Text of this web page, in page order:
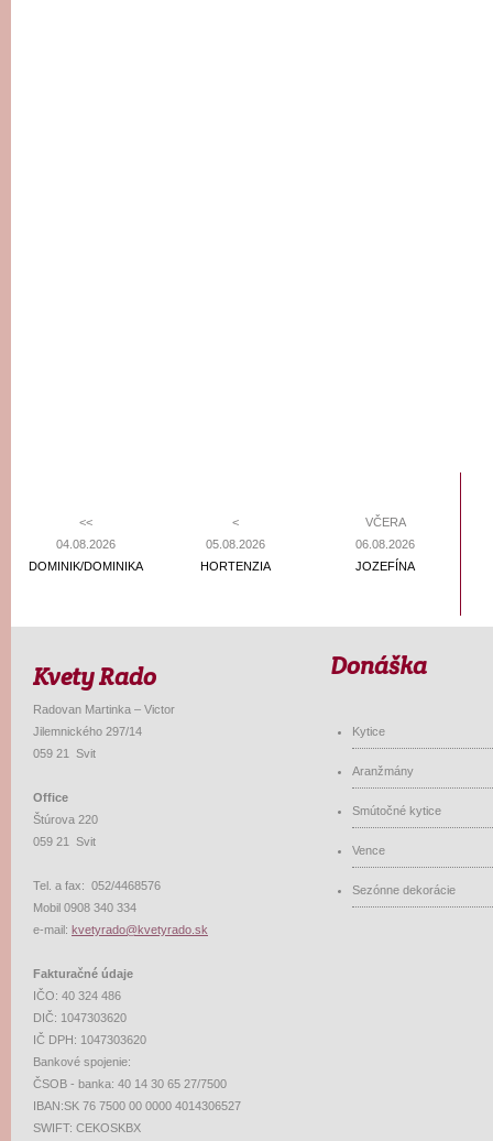
<<
04.08.2026
DOMINIK/DOMINIKA
<
05.08.2026
HORTENZIA
VČERA
06.08.2026
JOZEFÍNA
Kvety Rado
Radovan Martinka – Victor
Jilemnického 297/14
059 21 Svit
Office
Štúrova 220
059 21 Svit
Tel. a fax: 052/4468576
Mobil 0908 340 334
e-mail: kvetyrado@kvetyrado.sk
Fakturačné údaje
IČO: 40 324 486
DIČ: 1047303620
IČ DPH: 1047303620
Bankové spojenie:
ČSOB - banka: 40 14 30 65 27/7500
IBAN:SK 76 7500 00 0000 4014306527
SWIFT: CEKOSKBX
Donáška
Kytice
Aranžmány
Smútočné kytice
Vence
Sezónne dekorácie